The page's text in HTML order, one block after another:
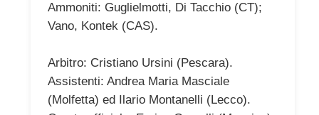
Ammoniti: Guglielmotti, Di Tacchio (CT);
Vano, Kontek (CAS).
Arbitro: Cristiano Ursini (Pescara).
Assistenti: Andrea Maria Masciale
(Molfetta) ed Ilario Montanelli (Lecco).